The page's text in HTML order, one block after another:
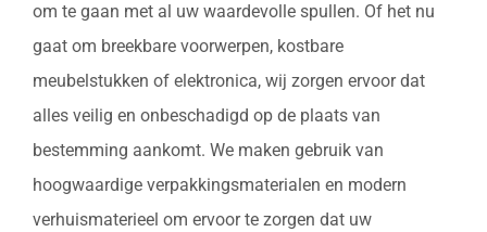
om te gaan met al uw waardevolle spullen. Of het nu
gaat om breekbare voorwerpen, kostbare
meubelstukken of elektronica, wij zorgen ervoor dat
alles veilig en onbeschadigd op de plaats van
bestemming aankomt. We maken gebruik van
hoogwaardige verpakkingsmaterialen en modern
verhuismaterieel om ervoor te zorgen dat uw